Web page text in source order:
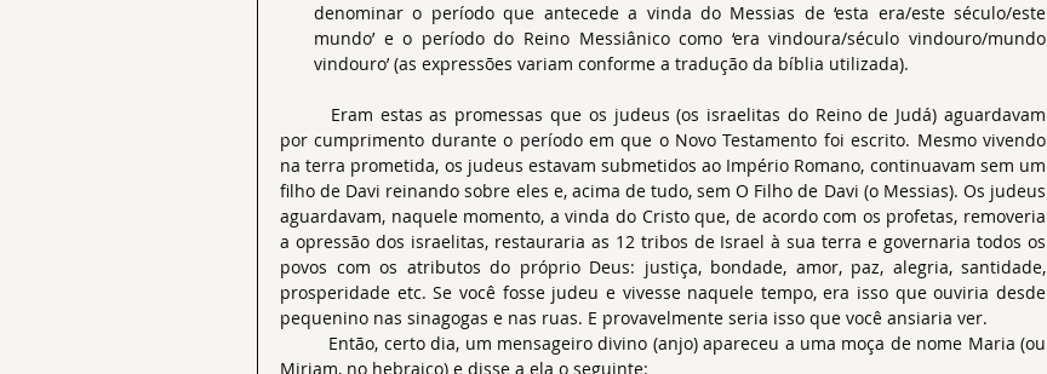
denominar o período que antecede a vinda do Messias de ‘esta era/este século/este
mundo’ e o período do Reino Messiânico como ‘era vindoura/século vindouro/mundo
vindouro’ (as expressões variam conforme a tradução da bíblia utilizada).
por cumprimento durante o período em que o Novo Testamento foi escrito. Mesmo vivendo
na terra prometida, os judeus estavam submetidos ao Império Romano, continuavam sem um
filho de Davi reinando sobre eles e, acima de tudo, sem O Filho de Davi (o Messias). Os judeus
aguardavam, naquele momento, a vinda do Cristo que, de acordo com os profetas, removeria
a opressão dos israelitas, restauraria as 12 tribos de Israel à sua terra e governaria todos os
povos com os atributos do próprio Deus: justiça, bondade, amor, paz, alegria, santidade,
prosperidade etc. Se você fosse judeu e vivesse naquele tempo, era isso que ouviria desde
pequenino nas sinagogas e nas ruas. E provavelmente seria isso que você ansiaria ver.
Miriam, no hebraico) e disse a ela o seguinte: